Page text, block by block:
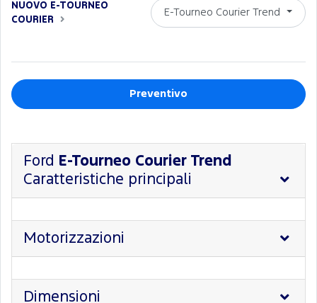
NUOVO E-TOURNEO
COURIER
E-Tourneo Courier Trend
Preventivo
Ford E-Tourneo Courier Trend
Caratteristiche principali
Motorizzazioni
Dimensioni